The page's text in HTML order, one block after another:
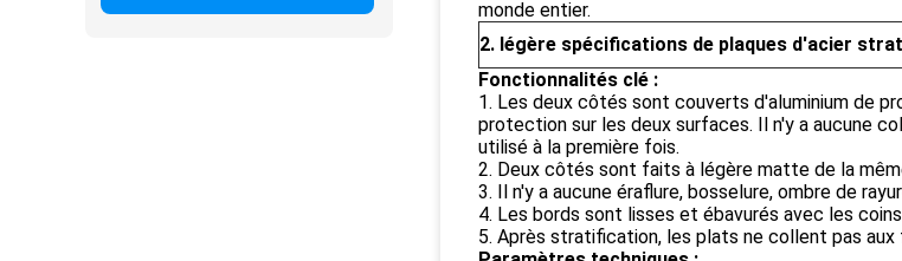
monde entier.
2. légère spécifications de plaques d'acier
Fonctionnalités clé :
1. Les deux côtés sont couverts d'aluminium de
protection sur les deux surfaces. Il n'y a aucune
utilisé à la première fois.
2. Deux côtés sont faits à légère matte de la
3. Il n'y a aucune éraflure, bosselure, ombre de
4. Les bords sont lisses et ébavurés avec les
5. Après stratification, les plats ne collent pas